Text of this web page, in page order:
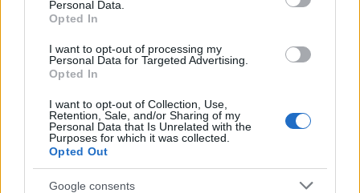
Personal Data.
Opted In
I want to opt-out of processing my
Personal Data for Targeted Advertising.
Opted In
I want to opt-out of Collection, Use,
Retention, Sale, and/or Sharing of my
Personal Data that Is Unrelated with the
Purposes for which it was collected.
Opted Out
Google consents